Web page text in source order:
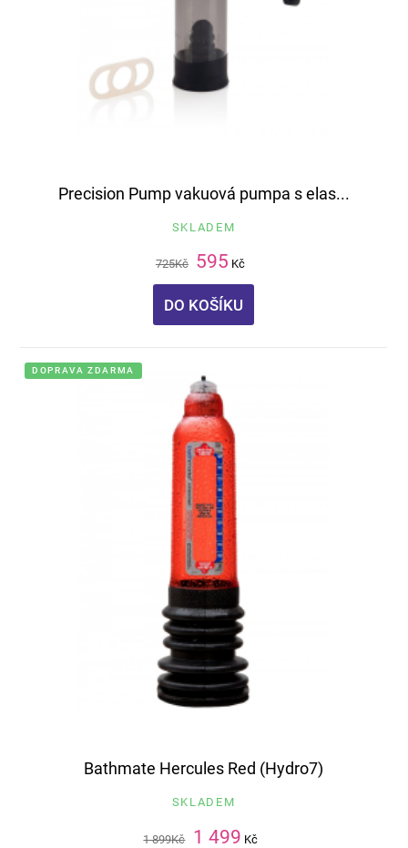
Precision Pump vakuová pumpa s elas...
SKLADEM
725Kč 595 Kč
DO KOŠÍKU
DOPRAVA ZDARMA
Bathmate Hercules Red (Hydro7)
SKLADEM
1 899Kč 1 499 Kč